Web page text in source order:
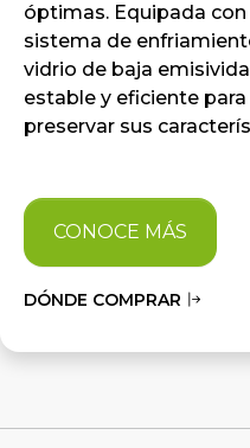
óptimas. Equipada
sistema de
vidrio de baja
estable y eficiente
preservar sus
CONOCE MÁS
DÓNDE COMPRAR